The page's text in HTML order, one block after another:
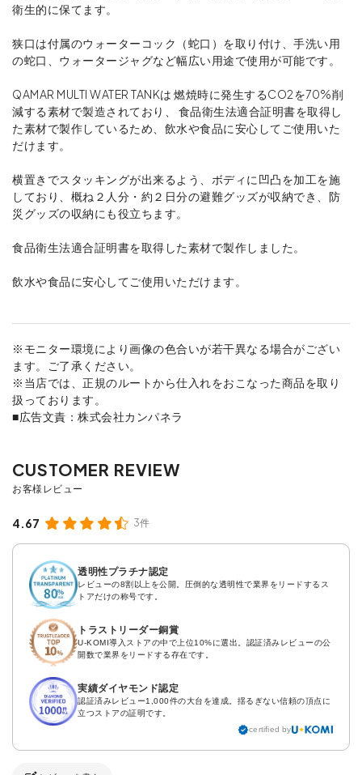
衛生的に保てます。
狭口は付属のウォーターコック（蛇口）を取り付け、手洗い用
の蛇口、ウォータージャグなど幅広い用途で使用が可能です。
QAMAR MULTI WATER TANKは 燃焼時に発生するCO2を70%削
減する素材で製造されており、 食品衛生法適合証明書を取得し
た素材で製作しているため、飲水や食品に安心してご使用いた
だけます。
横置きでスタッキングが出来るよう、ボディに凹凸を加工を施
しており、概ね２人分・約２日分の避難グッズが収納でき、防
災グッズの収納にも役立ちます。
食品衛生法適合証明書を取得した素材で製作しました。
飲水や食品に安心してご使用いただけます。
※モニター環境により画像の色合いが若干異なる場合がござい
ます。ご了承ください。
※当店では、正規のルートから仕入れをおこなった商品を取り
扱っております。
■広告文責：株式会社カンパネラ
4.67 3件
透明性プラチナ認定
レビューの8割以上を公開。圧倒的な透明性で業界をリードするス
トアだけの称号です。
トラストリーダー銅賞
U-KOMI導入ストアの中で上位10%に選出。認証済みレビューの公
開数で業界をリードする存在です。
実績ダイヤモンド認定
認証済みレビュー1,000件の大台を達成。揺るぎない信頼の頂点に
立つストアの証明です。
certified by